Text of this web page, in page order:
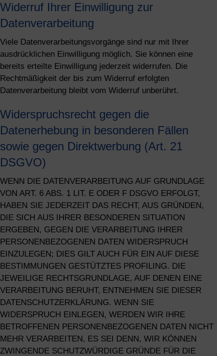
Widerruf Ihrer Einwilligung zur
Datenverarbeitung
Viele Datenverarbeitungsvorgänge sind nur mit Ihrer
ausdrücklichen Einwilligung möglich. Sie können eine
bereits erteilte Einwilligung jederzeit widerrufen. Die
Rechtmäßigkeit der bis zum Widerruf erfolgten
Datenverarbeitung bleibt vom Widerruf unberührt.
Widerspruchsrecht gegen die
Datenerhebung in besonderen Fällen
sowie gegen Direktwerbung (Art. 21
DSGVO)
WENN DIE DATENVERARBEITUNG AUF GRUNDLAGE
VON ART. 6 ABS. 1 LIT. E ODER F DSGVO ERFOLGT,
HABEN SIE JEDERZEIT DAS RECHT, AUS GRÜNDEN,
DIE SICH AUS IHRER BESONDEREN SITUATION
ERGEBEN, GEGEN DIE VERARBEITUNG IHRER
PERSONENBEZOGENEN DATEN WIDERSPRUCH
EINZULEGEN; DIES GILT AUCH FÜR EIN AUF DIESE
BESTIMMUNGEN GESTÜTZTES PROFILING. DIE
JEWEILIGE RECHTSGRUNDLAGE, AUF DENEN EINE
VERARBEITUNG BERUHT, ENTNEHMEN SIE DIESER
DATENSCHUTZERKLÄRUNG. WENN SIE
WIDERSPRUCH EINLEGEN, WERDEN WIR IHRE
BETROFFENEN PERSONENBEZOGENEN DATEN NICHT
MEHR VERARBEITEN, ES SEI DENN, WIR KÖNNEN
ZWINGENDE SCHUTZWÜRDIGE GRÜNDE FÜR DIE